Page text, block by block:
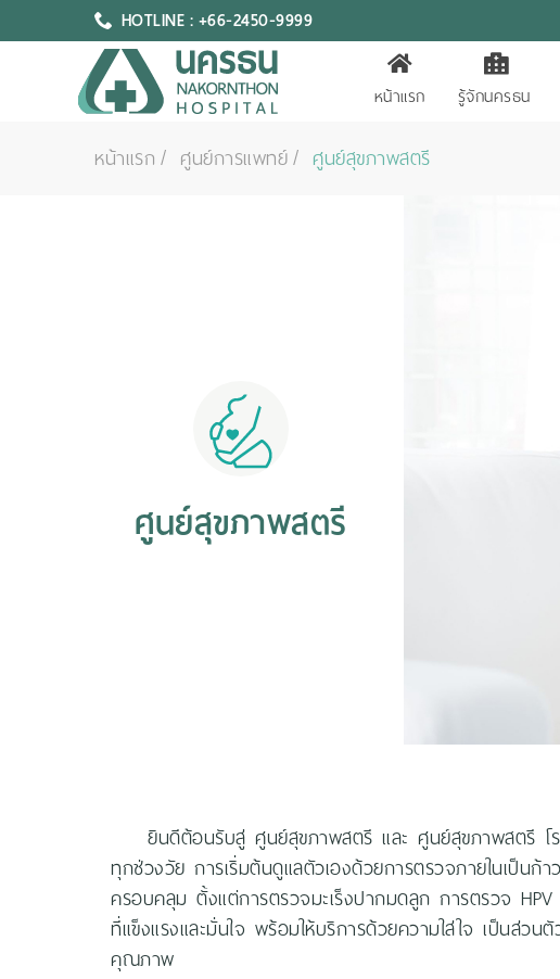
HOTLINE : +66-2450-9999
หน้าแรก รู้จักนครธน
หน้าแรก ศูนย์การแพทย์ ศูนย์สุขภาพสตรี
ศูนย์สุขภาพสตรี
ยินดีต้อนรับสู่ ศูนย์สุขภาพสตรี และ ศูนย์สุขภาพสตรี โ
ทุกช่วงวัย การเริ่มต้นดูแลตัวเองด้วยการตรวจภายในเป็นก้
ครอบคลุม ตั้งแต่การตรวจมะเร็งปากมดลูก การตรวจ
ที่แข็งแรงและมั่นใจ พร้อมให้บริการด้วยความใส่ใจ เป็นส่
คุณภาพ